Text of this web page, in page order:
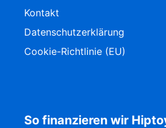
Kontakt
Datenschutzerklärung
Cookie-Richtlinie (EU)
So finanzieren wir